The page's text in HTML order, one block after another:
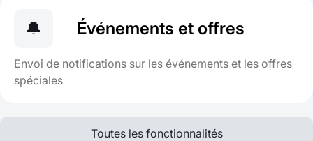
🔔 Événements et offres
Envoi de notifications sur les événements et les offres
spéciales
Toutes les fonctionnalités